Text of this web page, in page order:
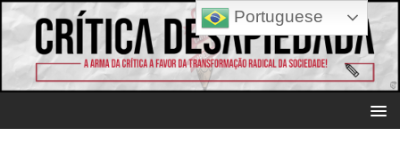
Portuguese